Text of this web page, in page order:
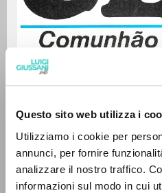
Questo sito web utilizza i
Utilizziamo i cookie per
annunci, per fornire
analizzare il nostro traffico.
informazioni sul modo in cui
Giussani Luigi Autore
Portoghese BR
0